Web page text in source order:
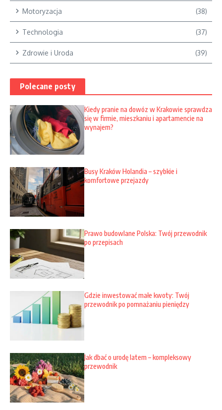
Motoryzacja (38)
Technologia (37)
Zdrowie i Uroda (39)
Polecane posty
Kiedy pranie na dowóz w Krakowie sprawdza
się w firmie, mieszkaniu i apartamencie na
wynajem?
Busy Kraków Holandia – szybkie i
komfortowe przejazdy
Prawo budowlane Polska: Twój przewodnik
po przepisach
Gdzie inwestować małe kwoty: Twój
przewodnik po pomnażaniu pieniędzy
Jak dbać o urodę latem – kompleksowy
przewodnik